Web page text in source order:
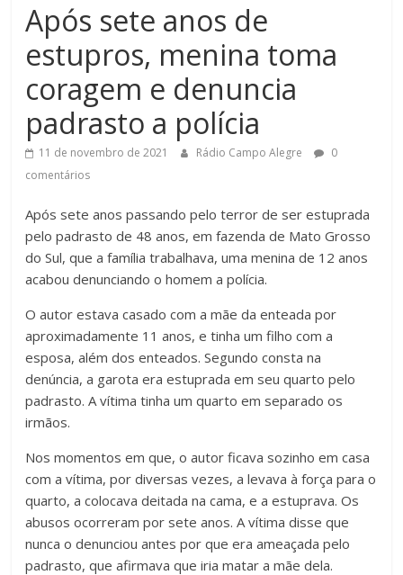
Após sete anos de
estupros, menina toma
coragem e denuncia
padrasto a polícia
11 de novembro de 2021 Rádio Campo Alegre
0
comentários
Após sete anos passando pelo terror de ser estuprada
pelo padrasto de 48 anos, em fazenda de Mato Grosso
do Sul, que a família trabalhava, uma menina de 12 anos
acabou denunciando o homem a polícia.
O autor estava casado com a mãe da enteada por
aproximadamente 11 anos, e tinha um filho com a
esposa, além dos enteados. Segundo consta na
denúncia, a garota era estuprada em seu quarto pelo
padrasto. A vítima tinha um quarto em separado os
irmãos.
Nos momentos em que, o autor ficava sozinho em casa
com a vítima, por diversas vezes, a levava à força para o
quarto, a colocava deitada na cama, e a estuprava. Os
abusos ocorreram por sete anos. A vítima disse que
nunca o denunciou antes por que era ameaçada pelo
padrasto, que afirmava que iria matar a mãe dela.